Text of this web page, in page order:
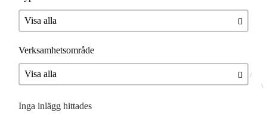
Verksamhetsområde
Inga inlägg hittades